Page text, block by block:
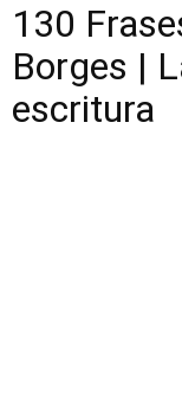
130
Borges |
escritura